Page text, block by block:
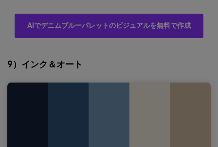
AIでデニムブルーパレットのビジュアルを無料で作成
9）インク＆オート